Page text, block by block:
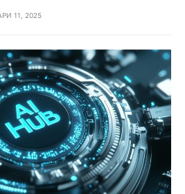
11, 2025